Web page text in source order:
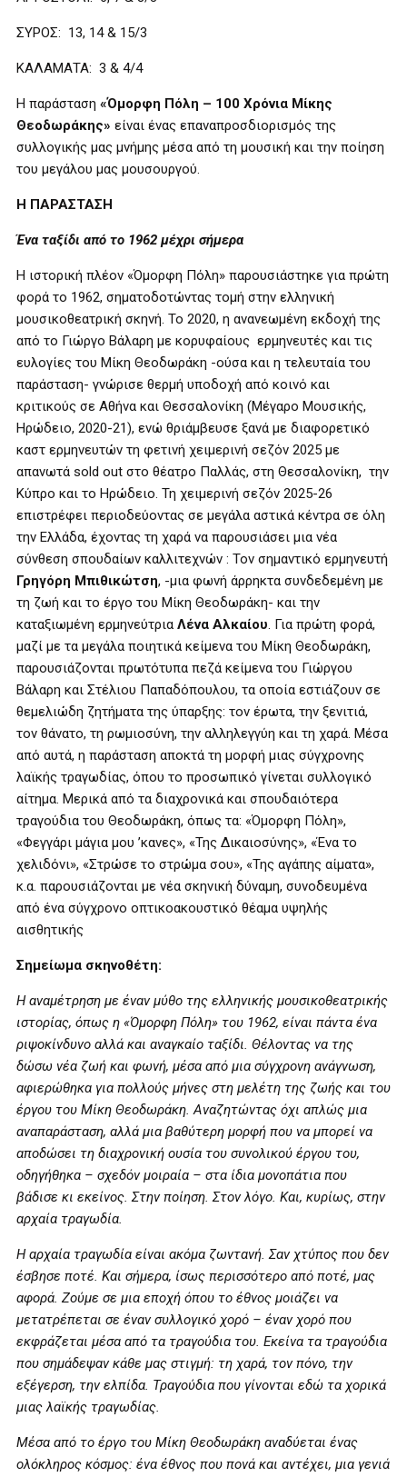
ΣΥΡΟΣ: 13, 14 & 15/3
ΚΑΛΑΜΑΤΑ: 3 & 4/4
Η παράσταση «Όμορφη Πόλη – 100 Χρόνια Μίκης
Θεοδωράκης» είναι ένας επαναπροσδιορισμός της
συλλογικής μας μνήμης μέσα από τη μουσική και την ποίηση
του μεγάλου μας μουσουργού.
Η ΠΑΡΑΣΤΑΣΗ
Ένα ταξίδι από το 1962 μέχρι σήμερα
Η ιστορική πλέον «Όμορφη Πόλη» παρουσιάστηκε για πρώτη
φορά το 1962, σηματοδοτώντας τομή στην ελληνική
μουσικοθεατρική σκηνή. Το 2020, η ανανεωμένη εκδοχή της
από το Γιώργο Βάλαρη με κορυφαίους ερμηνευτές και τις
ευλογίες του Μίκη Θεοδωράκη -ούσα και η τελευταία του
παράσταση- γνώρισε θερμή υποδοχή από κοινό και
κριτικούς σε Αθήνα και Θεσσαλονίκη (Μέγαρο Μουσικής,
Ηρώδειο, 2020-21), ενώ θριάμβευσε ξανά με διαφορετικό
καστ ερμηνευτών τη φετινή χειμερινή σεζόν 2025 με
απανωτά sold out στο θέατρο Παλλάς, στη Θεσσαλονίκη, την
Κύπρο και το Ηρώδειο. Τη χειμερινή σεζόν 2025-26
επιστρέφει περιοδεύοντας σε μεγάλα αστικά κέντρα σε όλη
την Ελλάδα, έχοντας τη χαρά να παρουσιάσει μια νέα
σύνθεση σπουδαίων καλλιτεχνών : Τον σημαντικό ερμηνευτή
Γρηγόρη Μπιθικώτση, -μια φωνή άρρηκτα συνδεδεμένη με
τη ζωή και το έργο του Μίκη Θεοδωράκη- και την
καταξιωμένη ερμηνεύτρια Λένα Αλκαίου. Για πρώτη φορά,
μαζί με τα μεγάλα ποιητικά κείμενα του Μίκη Θεοδωράκη,
παρουσιάζονται πρωτότυπα πεζά κείμενα του Γιώργου
Βάλαρη και Στέλιου Παπαδόπουλου, τα οποία εστιάζουν σε
θεμελιώδη ζητήματα της ύπαρξης: τον έρωτα, την ξενιτιά,
τον θάνατο, τη ρωμιοσύνη, την αλληλεγγύη και τη χαρά. Μέσα
από αυτά, η παράσταση αποκτά τη μορφή μιας σύγχρονης
λαϊκής τραγωδίας, όπου το προσωπικό γίνεται συλλογικό
αίτημα. Μερικά από τα διαχρονικά και σπουδαιότερα
τραγούδια του Θεοδωράκη, όπως τα: «Όμορφη Πόλη»,
«Φεγγάρι μάγια μου ’κανες», «Της Δικαιοσύνης», «Ένα το
χελιδόνι», «Στρώσε το στρώμα σου», «Της αγάπης αίματα»,
κ.α. παρουσιάζονται με νέα σκηνική δύναμη, συνοδευμένα
από ένα σύγχρονο οπτικοακουστικό θέαμα υψηλής
αισθητικής
Σημείωμα σκηνοθέτη:
Η αναμέτρηση με έναν μύθο της ελληνικής μουσικοθεατρικής
ιστορίας, όπως η «Όμορφη Πόλη» του 1962, είναι πάντα ένα
ριψοκίνδυνο αλλά και αναγκαίο ταξίδι. Θέλοντας να της
δώσω νέα ζωή και φωνή, μέσα από μια σύγχρονη ανάγνωση,
αφιερώθηκα για πολλούς μήνες στη μελέτη της ζωής και του
έργου του Μίκη Θεοδωράκη. Αναζητώντας όχι απλώς μια
αναπαράσταση, αλλά μια βαθύτερη μορφή που να μπορεί να
αποδώσει τη διαχρονική ουσία του συνολικού έργου του,
οδηγήθηκα – σχεδόν μοιραία – στα ίδια μονοπάτια που
βάδισε κι εκείνος. Στην ποίηση. Στον λόγο. Και, κυρίως, στην
αρχαία τραγωδία.
Η αρχαία τραγωδία είναι ακόμα ζωντανή. Σαν χτύπος που δεν
έσβησε ποτέ. Και σήμερα, ίσως περισσότερο από ποτέ, μας
αφορά. Ζούμε σε μια εποχή όπου το έθνος μοιάζει να
μετατρέπεται σε έναν συλλογικό χορό – έναν χορό που
εκφράζεται μέσα από τα τραγούδια του. Εκείνα τα τραγούδια
που σημάδεψαν κάθε μας στιγμή: τη χαρά, τον πόνο, την
εξέγερση, την ελπίδα. Τραγούδια που γίνονται εδώ τα χορικά
μιας λαϊκής τραγωδίας.
Μέσα από το έργο του Μίκη Θεοδωράκη αναδύεται ένας
ολόκληρος κόσμος: ένα έθνος που πονά και αντέχει, μια γενιά